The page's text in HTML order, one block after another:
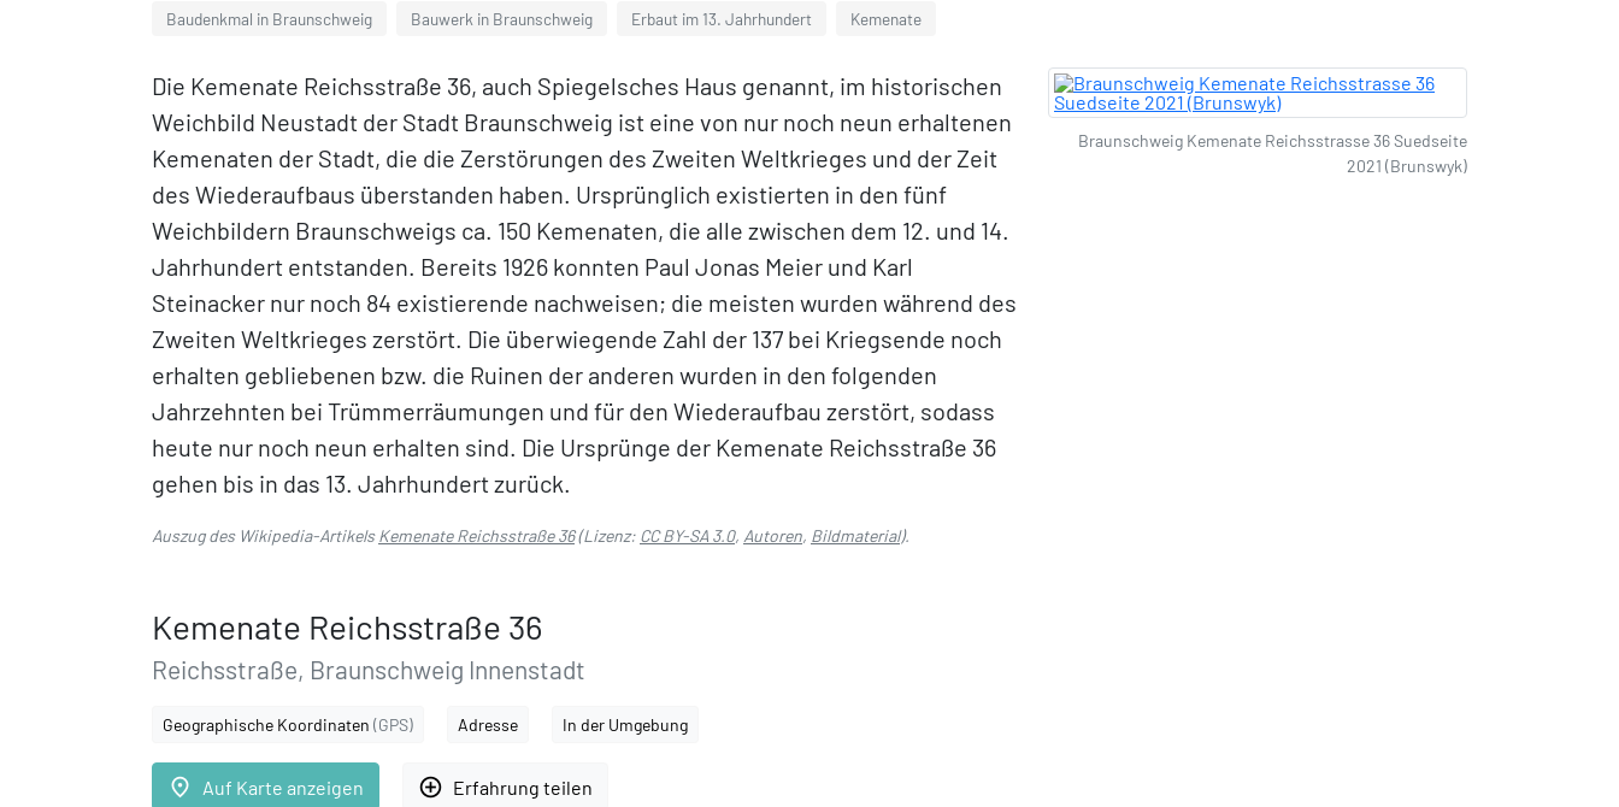
Baudenkmal in Braunschweig Bauwerk in Braunschweig Erbaut im 13. Jahrhundert Kemenate
Die Kemenate Reichsstraße 36, auch Spiegelsches Haus genannt, im historischen
Weichbild Neustadt der Stadt Braunschweig ist eine von nur noch neun erhaltenen
Kemenaten der Stadt, die die Zerstörungen des Zweiten Weltkrieges und der Zeit
des Wiederaufbaus überstanden haben. Ursprünglich existierten in den fünf
Weichbildern Braunschweigs ca. 150 Kemenaten, die alle zwischen dem 12. und 14.
Jahrhundert entstanden. Bereits 1926 konnten Paul Jonas Meier und Karl
Steinacker nur noch 84 existierende nachweisen; die meisten wurden während des
Zweiten Weltkrieges zerstört. Die überwiegende Zahl der 137 bei Kriegsende noch
erhalten gebliebenen bzw. die Ruinen der anderen wurden in den folgenden
Jahrzehnten bei Trümmerräumungen und für den Wiederaufbau zerstört, sodass
heute nur noch neun erhalten sind. Die Ursprünge der Kemenate Reichsstraße 36
gehen bis in das 13. Jahrhundert zurück.
Auszug des Wikipedia-ArtikelsKemenate Reichsstraße 36(Lizenz: CC BY-SA 3.0, Autoren, Bildmaterial).
Kemenate Reichsstraße 36
Reichsstraße, Braunschweig Innenstadt
Geographische Koordinaten (GPS) Adresse In der Umgebung
place Auf Karte anzeigen add_circle_outline Erfahrung teilen
Braunschweig Kemenate Reichsstrasse 36 Suedseite
2021 (Brunswyk)